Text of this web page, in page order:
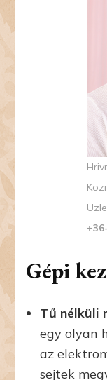
Gépi
Tű nélküli
egy olyan
az
sejtek